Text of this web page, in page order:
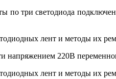
по три светодиода
напряжением 220В